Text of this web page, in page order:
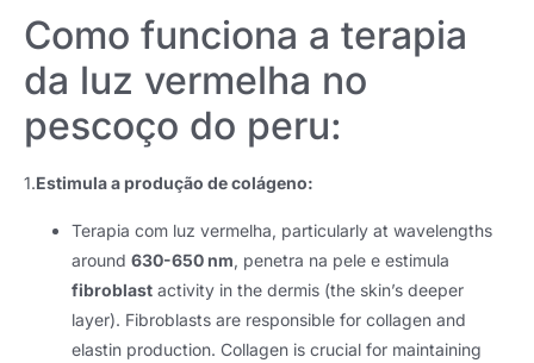
Como funciona a terapia
da luz vermelha no
pescoço do peru:
1.Estimula a produção de colágeno:
Terapia com luz vermelha, particularly at wavelengths
around 630-650 nm, penetra na pele e estimula
fibroblast activity in the dermis (the skin’s deeper
layer). Fibroblasts are responsible for collagen and
elastin production. Collagen is crucial for maintaining